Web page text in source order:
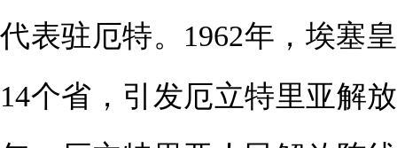
代表驻厄特。1962年，埃塞
14个省，引发厄立特里亚解